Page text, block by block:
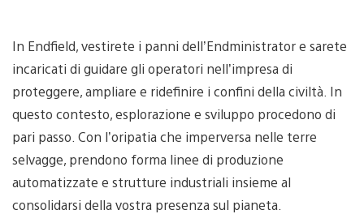
In Endfield, vestirete i panni dell’Endministrator e sarete
incaricati di guidare gli operatori nell’impresa di
proteggere, ampliare e ridefinire i confini della civiltà. In
questo contesto, esplorazione e sviluppo procedono di
pari passo. Con l’oripatia che imperversa nelle terre
selvagge, prendono forma linee di produzione
automatizzate e strutture industriali insieme al
consolidarsi della vostra presenza sul pianeta.